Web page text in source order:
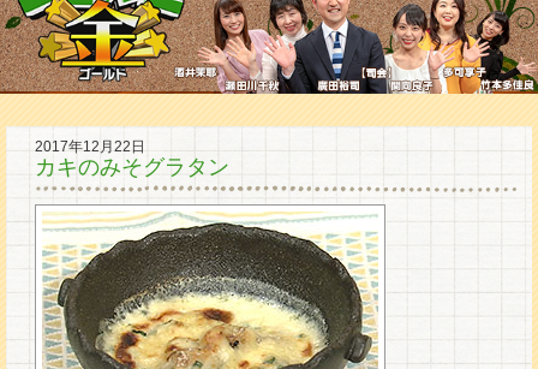
2017年12月22日
カキのみそグラタン